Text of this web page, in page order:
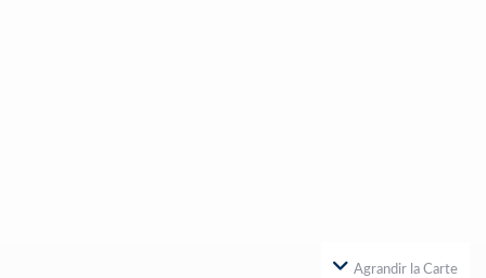
Agrandir la Carte